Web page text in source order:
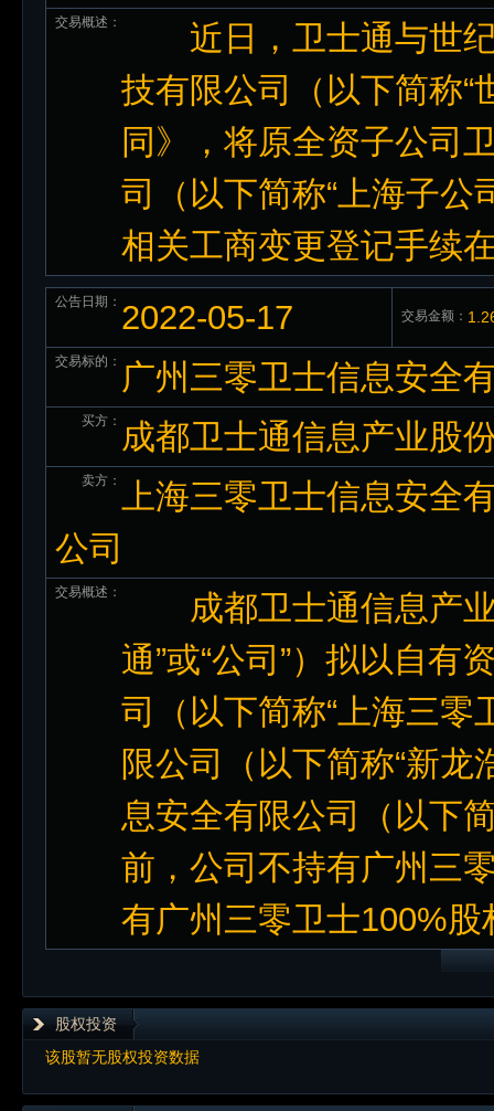
交易概述：
近日，卫士通与世纪
技有限公司（以下简称“
同》，将原全资子公司
司（以下简称“上海子公
相关工商变更登记手续
公告日期： 2022-05-17 交易金额：
交易标的： 广州三零卫士信息安全
买方： 成都卫士通信息产业股
卖方： 上海三零卫士信息安全
公司
交易概述：
成都卫士通信息产业
通”或“公司”）拟以自有
司（以下简称“上海三零
限公司（以下简称“新龙
息安全有限公司（以下
前，公司不持有广州三
有广州三零卫士100%股
股权投资
该股暂无股权投资数据